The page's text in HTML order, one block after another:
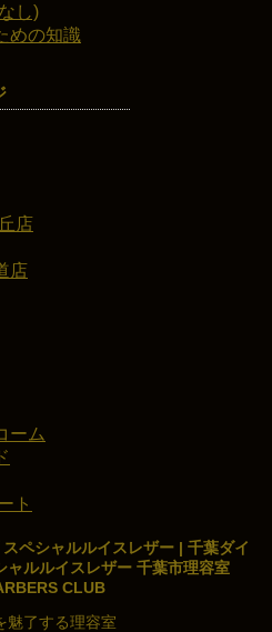
し)
めの知識
店
店
ーム
ト
ペシャルルイスレザー | 千葉ダイ
ャルルイスレザー 千葉市理容室
CLUB
魅了する理容室